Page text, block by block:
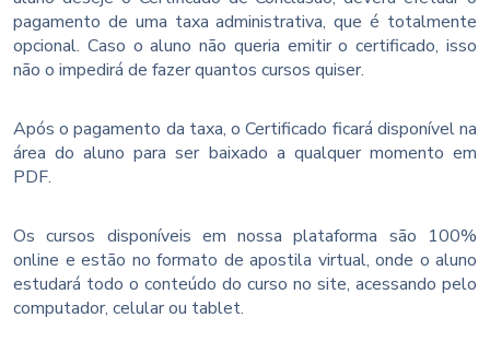
pagamento de uma taxa administrativa, que é totalmente
opcional. Caso o aluno não queria emitir o certificado, isso
não o impedirá de fazer quantos cursos quiser.
Após o pagamento da taxa, o Certificado ficará disponível na
área do aluno para ser baixado a qualquer momento em
PDF.
Os cursos disponíveis em nossa plataforma são 100%
online e estão no formato de apostila virtual, onde o aluno
estudará todo o conteúdo do curso no site, acessando pelo
computador, celular ou tablet.